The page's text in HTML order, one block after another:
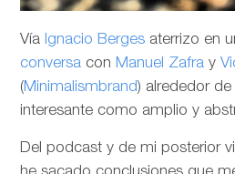
Vía Ignacio Berges aterrizo en
conversa con Manuel Zafra y
(Minimalismbrand) alrededor
interesante como amplio y
Del podcast y de mi posterior